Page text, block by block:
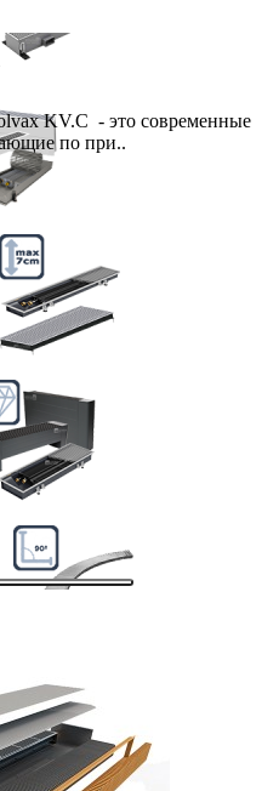
KV.C - это современные
по при..